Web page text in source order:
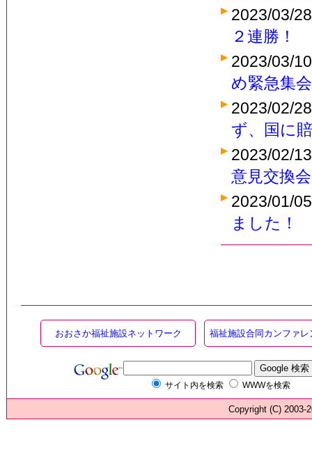
2023/03/
２連勝！
2023/03/
め緊急集
2023/02/
ず、国に
2023/02/
意見交換
2023/01/
ました！
おおさか福祉施設ネットワーク 福祉施設合同カンファレ
サイト内を検索 WWWを検索
Copyright (C) 2003-